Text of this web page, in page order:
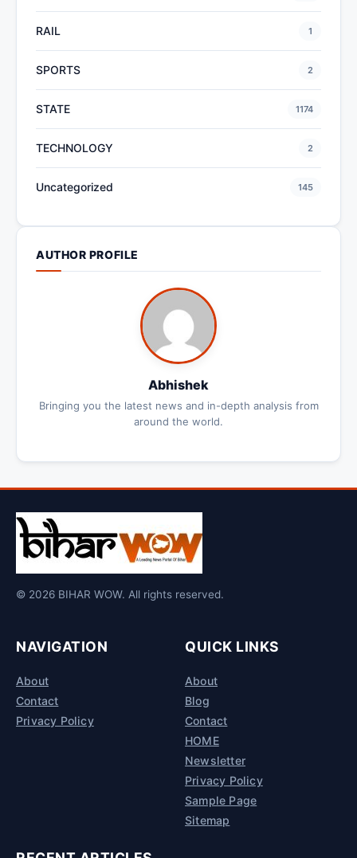
RAIL 1
SPORTS 2
STATE 1174
TECHNOLOGY 2
Uncategorized 145
AUTHOR PROFILE
Abhishek
Bringing you the latest news and in-depth analysis from
around the world.
© 2026 BIHAR WOW. All rights reserved.
NAVIGATION
About
Contact
Privacy Policy
QUICK LINKS
About
Blog
Contact
HOME
Newsletter
Privacy Policy
Sample Page
Sitemap